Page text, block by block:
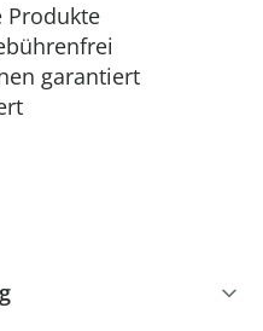
Produkte
garantiert